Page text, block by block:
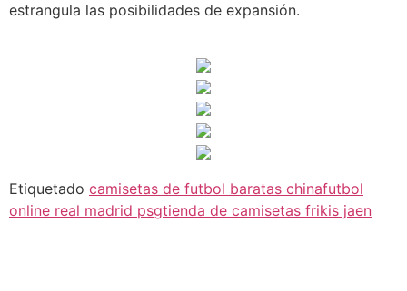
estrangula las posibilidades de expansión.
Etiquetado camisetas de futbol baratas chinafutbol
online real madrid psgtienda de camisetas frikis jaen